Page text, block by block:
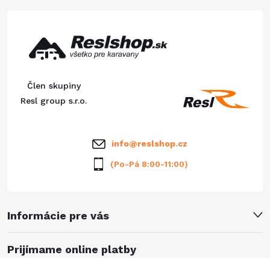
Informácie pre vás
Člen skupiny
Resl group s.r.o.
info@reslshop.cz
(Po-Pá 8:00-11:00)
Prijímame online platby